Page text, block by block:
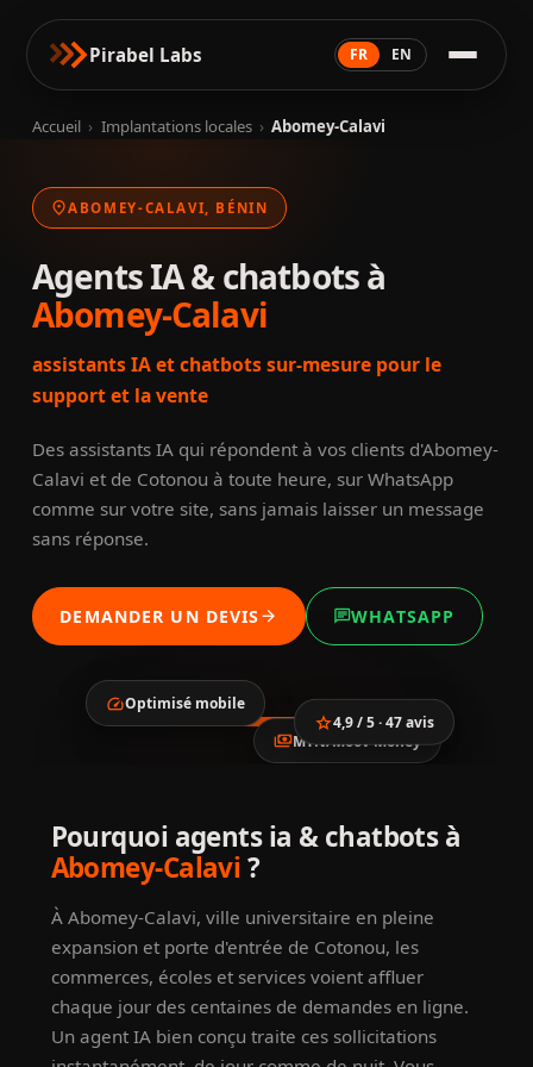
Pirabel Labs FR EN
Accueil › Implantations locales › Abomey-Calavi
location_onABOMEY-CALAVI, BÉNIN
Agents IA & chatbots à
Abomey-Calavi
assistants IA et chatbots sur-mesure pour le
support et la vente
Des assistants IA qui répondent à vos clients d'Abomey-
Calavi et de Cotonou à toute heure, sur WhatsApp
comme sur votre site, sans jamais laisser un message
sans réponse.
DEMANDER UN DEVISarrow_forward chatWHATSAPP
verified
Agents IA &
chatbots à Abomey-
Calavi
paymentsMTN/Moov Money
speedOptimisé mobile
star4,9 / 5 · 47 avis
Pourquoi agents ia & chatbots à
Abomey-Calavi?
À Abomey-Calavi, ville universitaire en pleine
expansion et porte d'entrée de Cotonou, les
commerces, écoles et services voient affluer
chaque jour des centaines de demandes en ligne.
Un agent IA bien conçu traite ces sollicitations